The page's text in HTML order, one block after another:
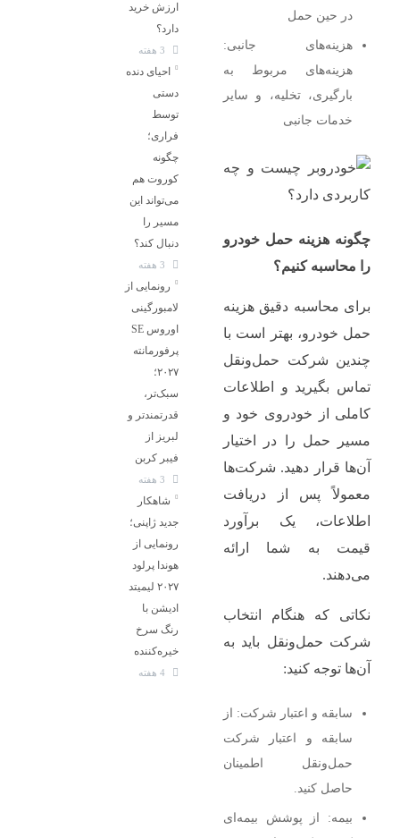
در حین حمل
هزینه‌های جانبی:
هزینه‌های مربوط به
بارگیری، تخلیه، و سایر
خدمات جانبی
چگونه هزینه حمل خودرو
را محاسبه کنیم؟
برای محاسبه دقیق هزینه
حمل خودرو، بهتر است با
چندین شرکت حمل‌ونقل
تماس بگیرید و اطلاعات
کاملی از خودروی خود و
مسیر حمل را در اختیار
آن‌ها قرار دهید. شرکت‌ها
معمولاً پس از دریافت
اطلاعات، یک برآورد
قیمت به شما ارائه
می‌دهند.
نکاتی که هنگام انتخاب
شرکت حمل‌ونقل باید به
آن‌ها توجه کنید:
سابقه و اعتبار شرکت: از
سابقه و اعتبار شرکت
حمل‌ونقل اطمینان
حاصل کنید.
بیمه: از پوشش بیمه‌ای
ارزش خرید
دارد؟
احیای دنده
دستی
توسط
فراری؛
چگونه
کوروت هم
می‌تواند این
مسیر را
دنبال کند؟
رونمایی از
لامبورگینی
اوروس SE
پرفورمانته
۲۰۲۷؛
سبک‌تر،
قدرتمندتر و
لبریز از
فیبر کربن
شاهکار
جدید ژاپنی؛
رونمایی از
هوندا پرلود
۲۰۲۷ لیمیتد
ادیشن با
رنگ سرخ
خیره‌کننده